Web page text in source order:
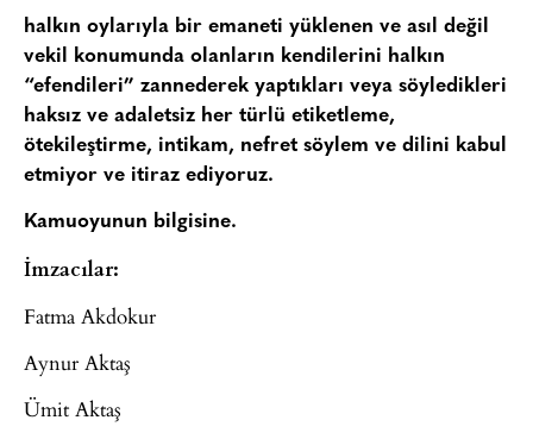
halkın oylarıyla bir emaneti yüklenen ve asıl değil
vekil konumunda olanların kendilerini halkın
“efendileri” zannederek yaptıkları veya söyledikleri
haksız ve adaletsiz her türlü etiketleme,
ötekileştirme, intikam, nefret söylem ve dilini kabul
etmiyor ve itiraz ediyoruz.
Kamuoyunun bilgisine.
İmzacılar:
Fatma Akdokur
Aynur Aktaş
Ümit Aktaş